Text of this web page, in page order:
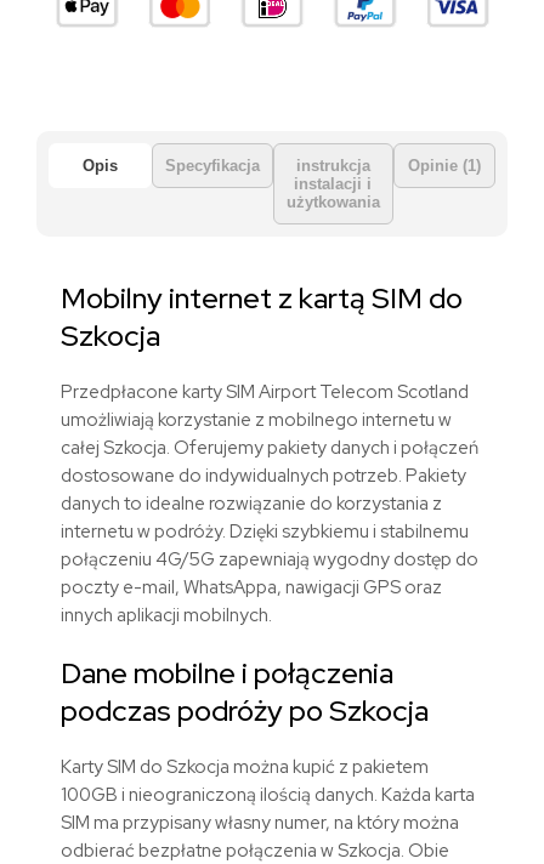
Opis Specyfikacja
instrukcja
instalacji i
użytkowania
Opinie (1)
Mobilny internet z kartą SIM do
Szkocja
Przedpłacone karty SIM Airport Telecom Scotland
umożliwiają korzystanie z mobilnego internetu w
całej Szkocja. Oferujemy pakiety danych i połączeń
dostosowane do indywidualnych potrzeb. Pakiety
danych to idealne rozwiązanie do korzystania z
internetu w podróży. Dzięki szybkiemu i stabilnemu
połączeniu 4G/5G zapewniają wygodny dostęp do
poczty e-mail, WhatsAppa, nawigacji GPS oraz
innych aplikacji mobilnych.
Dane mobilne i połączenia
podczas podróży po Szkocja
Karty SIM do Szkocja można kupić z pakietem
100GB i nieograniczoną ilością danych. Każda karta
SIM ma przypisany własny numer, na który można
odbierać bezpłatne połączenia w Szkocja. Obie